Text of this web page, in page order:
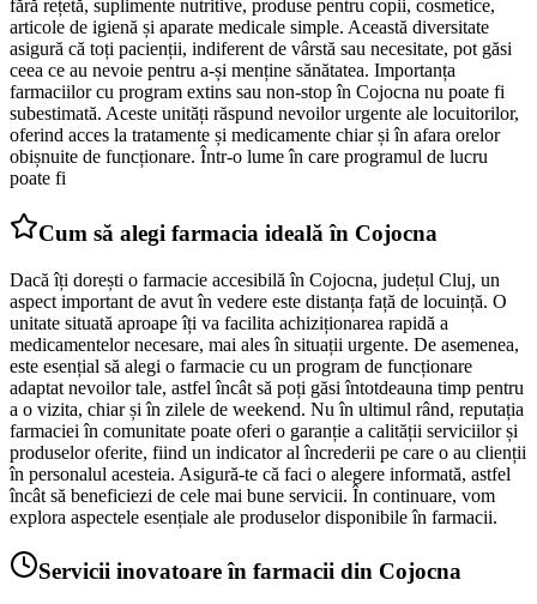
fără rețetă, suplimente nutritive, produse pentru copii, cosmetice,
articole de igienă și aparate medicale simple. Această diversitate
asigură că toți pacienții, indiferent de vârstă sau necesitate, pot găsi
ceea ce au nevoie pentru a-și menține sănătatea. Importanța
farmaciilor cu program extins sau non-stop în Cojocna nu poate fi
subestimată. Aceste unități răspund nevoilor urgente ale locuitorilor,
oferind acces la tratamente și medicamente chiar și în afara orelor
obișnuite de funcționare. Într-o lume în care programul de lucru
poate fi
Cum să alegi farmacia ideală în Cojocna
Dacă îți dorești o farmacie accesibilă în Cojocna, județul Cluj, un
aspect important de avut în vedere este distanța față de locuință. O
unitate situată aproape îți va facilita achiziționarea rapidă a
medicamentelor necesare, mai ales în situații urgente. De asemenea,
este esențial să alegi o farmacie cu un program de funcționare
adaptat nevoilor tale, astfel încât să poți găsi întotdeauna timp pentru
a o vizita, chiar și în zilele de weekend. Nu în ultimul rând, reputația
farmaciei în comunitate poate oferi o garanție a calității serviciilor și
produselor oferite, fiind un indicator al încrederii pe care o au clienții
în personalul acesteia. Asigură-te că faci o alegere informată, astfel
încât să beneficiezi de cele mai bune servicii. În continuare, vom
explora aspectele esențiale ale produselor disponibile în farmacii.
Servicii inovatoare în farmacii din Cojocna